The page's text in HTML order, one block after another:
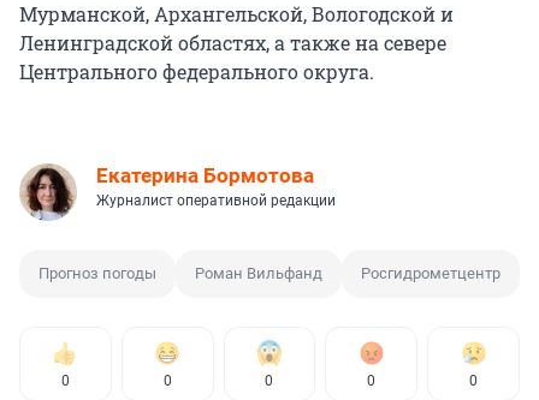
Мурманской, Архангельской, Вологодской и
Ленинградской областях, а также на севере
Центрального федерального округа.
Екатерина Бормотова
Журналист оперативной редакции
Прогноз погоды Роман Вильфанд Росгидрометцентр
0 0 0 0 0